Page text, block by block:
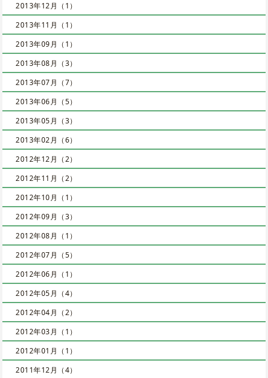
2013年12月（1）
2013年11月（1）
2013年09月（1）
2013年08月（3）
2013年07月（7）
2013年06月（5）
2013年05月（3）
2013年02月（6）
2012年12月（2）
2012年11月（2）
2012年10月（1）
2012年09月（3）
2012年08月（1）
2012年07月（5）
2012年06月（1）
2012年05月（4）
2012年04月（2）
2012年03月（1）
2012年01月（1）
2011年12月（4）